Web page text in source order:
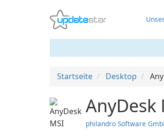
Startseite Desktop
AnyDesk
philandro Software